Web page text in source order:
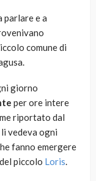
parlare e a
comune di
giorno
per ore intere
riportato dal
vedeva ogni
fanno emergere
del piccolo Loris.